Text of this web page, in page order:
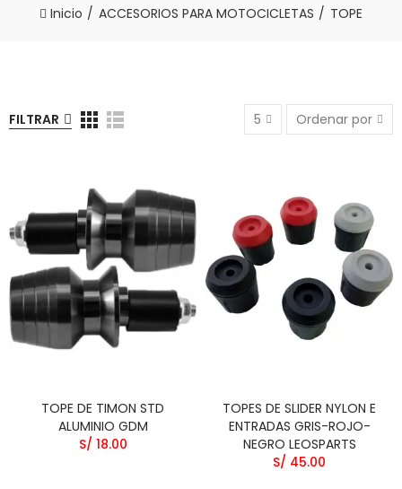
Inicio ACCESORIOS PARA MOTOCICLETAS TOPE
FILTRAR 5 Ordenar por
TOPE DE TIMON STD
ALUMINIO GDM
S/ 18.00
TOPES DE SLIDER NYLON E
ENTRADAS GRIS-ROJO-
NEGRO LEOSPARTS
S/ 45.00